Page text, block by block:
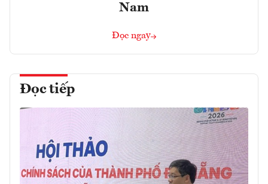
Nam
Đọc ngay
Đọc tiếp